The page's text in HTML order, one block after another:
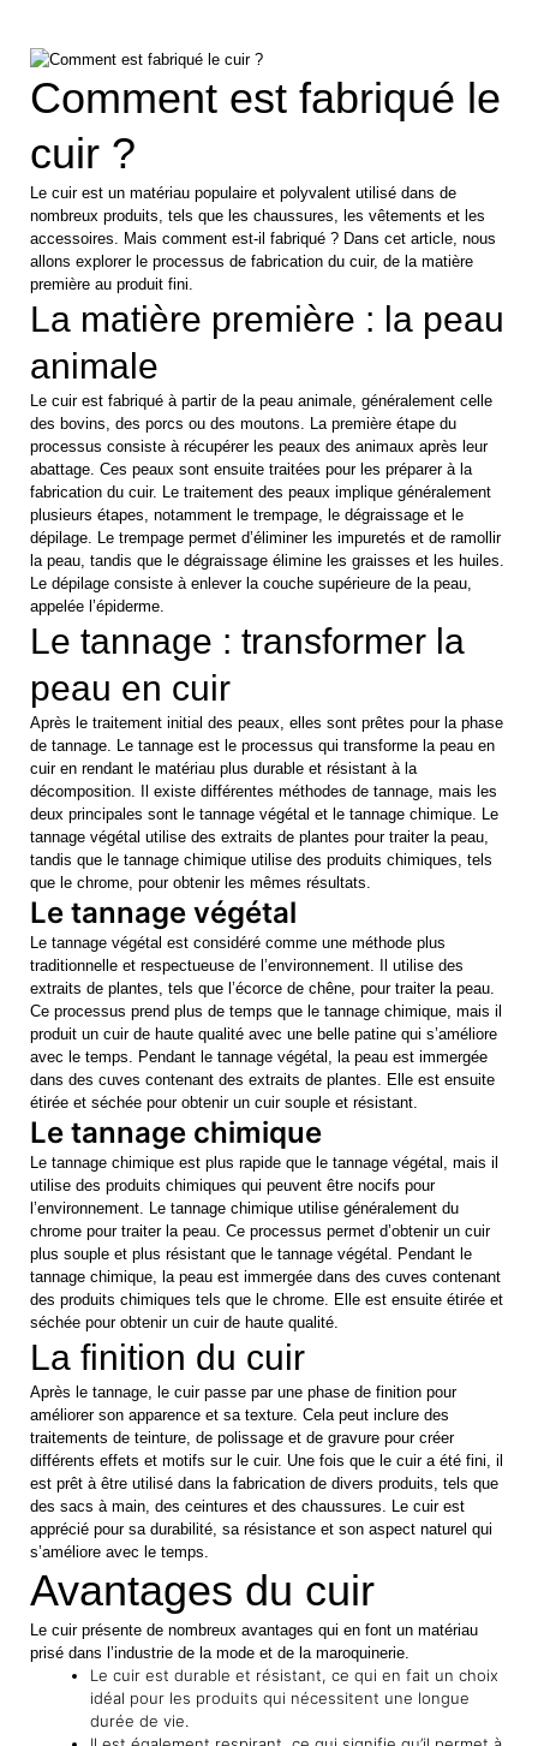
Comment est fabriqué le
cuir ?
Le cuir est un matériau populaire et polyvalent utilisé dans de
nombreux produits, tels que les chaussures, les vêtements et les
accessoires. Mais comment est-il fabriqué ? Dans cet article, nous
allons explorer le processus de fabrication du cuir, de la matière
première au produit fini.
La matière première : la peau
animale
Le cuir est fabriqué à partir de la peau animale, généralement celle
des bovins, des porcs ou des moutons. La première étape du
processus consiste à récupérer les peaux des animaux après leur
abattage. Ces peaux sont ensuite traitées pour les préparer à la
fabrication du cuir. Le traitement des peaux implique généralement
plusieurs étapes, notamment le trempage, le dégraissage et le
dépilage. Le trempage permet d’éliminer les impuretés et de ramollir
la peau, tandis que le dégraissage élimine les graisses et les huiles.
Le dépilage consiste à enlever la couche supérieure de la peau,
appelée l’épiderme.
Le tannage : transformer la
peau en cuir
Après le traitement initial des peaux, elles sont prêtes pour la phase
de tannage. Le tannage est le processus qui transforme la peau en
cuir en rendant le matériau plus durable et résistant à la
décomposition. Il existe différentes méthodes de tannage, mais les
deux principales sont le tannage végétal et le tannage chimique. Le
tannage végétal utilise des extraits de plantes pour traiter la peau,
tandis que le tannage chimique utilise des produits chimiques, tels
que le chrome, pour obtenir les mêmes résultats.
Le tannage végétal
Le tannage végétal est considéré comme une méthode plus
traditionnelle et respectueuse de l’environnement. Il utilise des
extraits de plantes, tels que l’écorce de chêne, pour traiter la peau.
Ce processus prend plus de temps que le tannage chimique, mais il
produit un cuir de haute qualité avec une belle patine qui s’améliore
avec le temps. Pendant le tannage végétal, la peau est immergée
dans des cuves contenant des extraits de plantes. Elle est ensuite
étirée et séchée pour obtenir un cuir souple et résistant.
Le tannage chimique
Le tannage chimique est plus rapide que le tannage végétal, mais il
utilise des produits chimiques qui peuvent être nocifs pour
l’environnement. Le tannage chimique utilise généralement du
chrome pour traiter la peau. Ce processus permet d’obtenir un cuir
plus souple et plus résistant que le tannage végétal. Pendant le
tannage chimique, la peau est immergée dans des cuves contenant
des produits chimiques tels que le chrome. Elle est ensuite étirée et
séchée pour obtenir un cuir de haute qualité.
La finition du cuir
Après le tannage, le cuir passe par une phase de finition pour
améliorer son apparence et sa texture. Cela peut inclure des
traitements de teinture, de polissage et de gravure pour créer
différents effets et motifs sur le cuir. Une fois que le cuir a été fini, il
est prêt à être utilisé dans la fabrication de divers produits, tels que
des sacs à main, des ceintures et des chaussures. Le cuir est
apprécié pour sa durabilité, sa résistance et son aspect naturel qui
s’améliore avec le temps.
Avantages du cuir
Le cuir présente de nombreux avantages qui en font un matériau
prisé dans l’industrie de la mode et de la maroquinerie.
Le cuir est durable et résistant, ce qui en fait un choix
idéal pour les produits qui nécessitent une longue
durée de vie.